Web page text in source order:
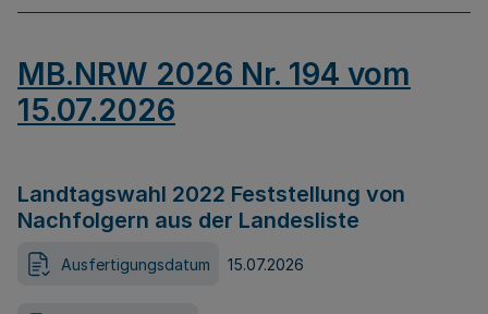
MB.NRW 2026 Nr. 194 vom
15.07.2026
Landtagswahl 2022 Feststellung von
Nachfolgern aus der Landesliste
Ausfertigungsdatum 15.07.2026